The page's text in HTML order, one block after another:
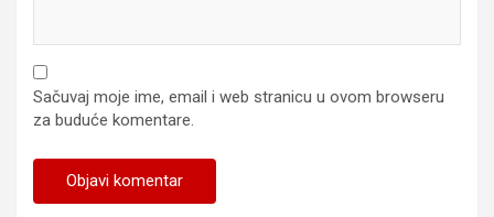
Sačuvaj moje ime, email i web stranicu u ovom browseru
za buduće komentare.